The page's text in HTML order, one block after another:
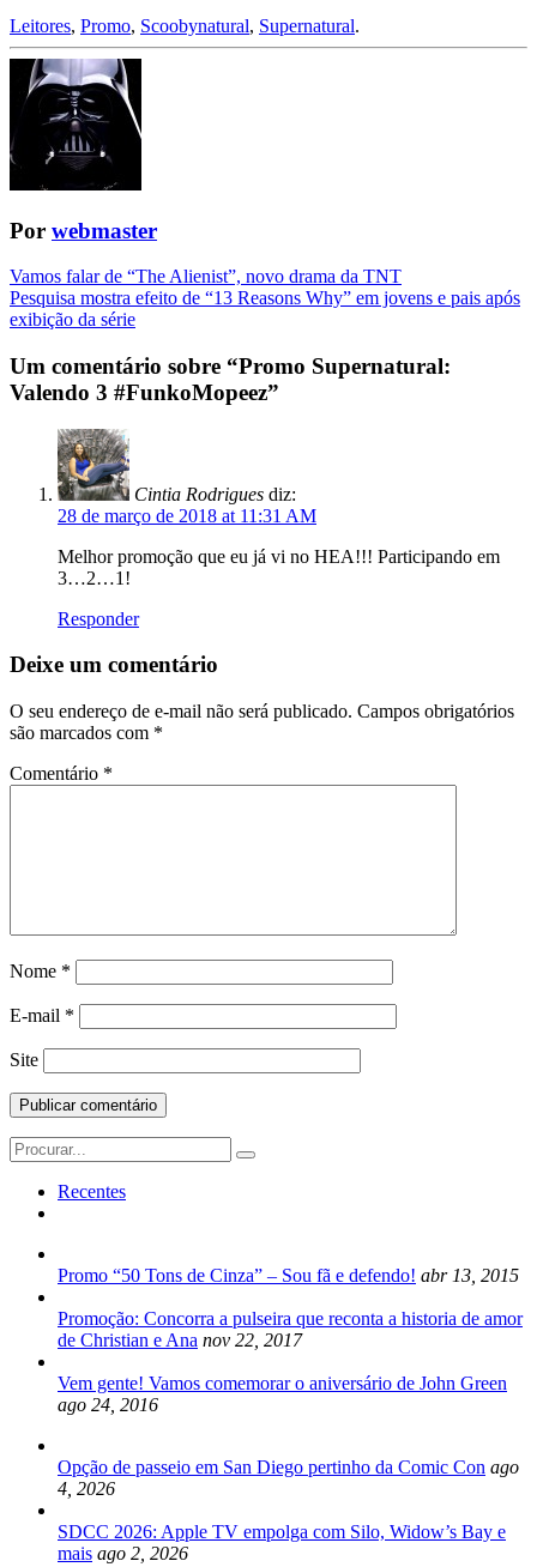
Leitores, Promo, Scoobynatural, Supernatural.
Por webmaster
Navegação
da
Vamos falar de “The Alienist”, novo drama da TNT
Pesquisa mostra efeito de “13 Reasons Why” em jovens e pais após
exibição da série
Um comentário sobre “Promo Supernatural:
Valendo 3 #FunkoMopeez”
Cintia Rodrigues diz:
28 de março de 2018 at 11:31 AM
Melhor promoção que eu já vi no HEA!!! Participando em
3…2…1!
Responder
Deixe um comentário
O seu endereço de e-mail não será publicado. Campos obrigatórios
são marcados com *
Comentário *
Nome *
E-mail *
Site
Search
for:
Recentes
Promo “50 Tons de Cinza” – Sou fã e defendo! abr 13, 2015
Promoção: Concorra a pulseira que reconta a historia de amor
de Christian e Ana nov 22, 2017
Vem gente! Vamos comemorar o aniversário de John Green
ago 24, 2016
Opção de passeio em San Diego pertinho da Comic Con ago
4, 2026
SDCC 2026: Apple TV empolga com Silo, Widow’s Bay e
mais ago 2, 2026